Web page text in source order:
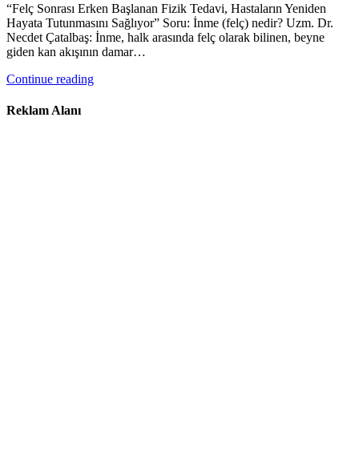
“Felç Sonrası Erken Başlanan Fizik Tedavi, Hastaların Yeniden
Hayata Tutunmasını Sağlıyor” Soru: İnme (felç) nedir? Uzm. Dr.
Necdet Çatalbaş: İnme, halk arasında felç olarak bilinen, beyne
giden kan akışının damar…
Continue reading
Reklam Alanı